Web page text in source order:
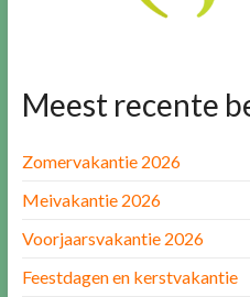
Meest recente
Zomervakantie 2026
Meivakantie 2026
Voorjaarsvakantie 2026
Feestdagen en kerstvakantie